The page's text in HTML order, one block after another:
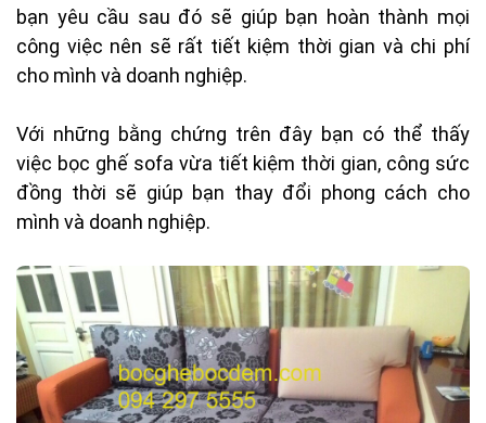
bạn yêu cầu sau đó sẽ giúp bạn hoàn thành mọi
công việc nên sẽ rất tiết kiệm thời gian và chi phí
cho mình và doanh nghiệp.
Với những bằng chứng trên đây bạn có thể thấy
việc bọc ghế sofa vừa tiết kiệm thời gian, công sức
đồng thời sẽ giúp bạn thay đổi phong cách cho
mình và doanh nghiệp.